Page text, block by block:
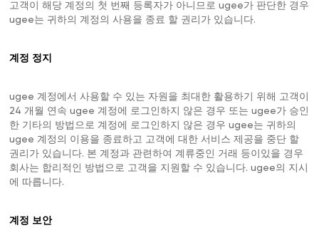
고객이 해당 계정의 첫 번째 등록자가 아니므로 ugee가 판단한 경우
ugee는 귀하의 계정의 사용을 종료 할 권리가 있습니다.
계정 정지
ugee 계정에서 사용할 수 있는 자원을 최대한 활용하기 위해 고객이
24 개월 연속 ugee 계정에 로그인하지 않은 경우 또는 ugee가 승인
한 기타의 방법으로 계정에 로그인하지 않은 경우 ugee는 귀하의
ugee 계정의 이용을 종료하고 고객에 대한 서비스 제공을 중단 할
권리가 있습니다. 본 계정과 관련하여 계류중인 거래 등이있을 경우
회사는 합리적인 방법으로 고객을 지원할 수 있습니다. ugee의 지시
에 따릅니다.
계정 보안